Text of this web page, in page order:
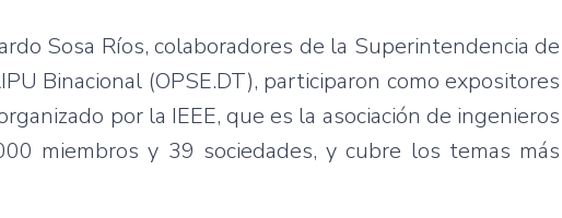
Sosa Ríos, colaboradores de la Superintendencia de
Binacional (OPSE.DT), participaron como expositores
por la IEEE, que es la asociación de ingenieros
miembros y 39 sociedades, y cubre los temas más